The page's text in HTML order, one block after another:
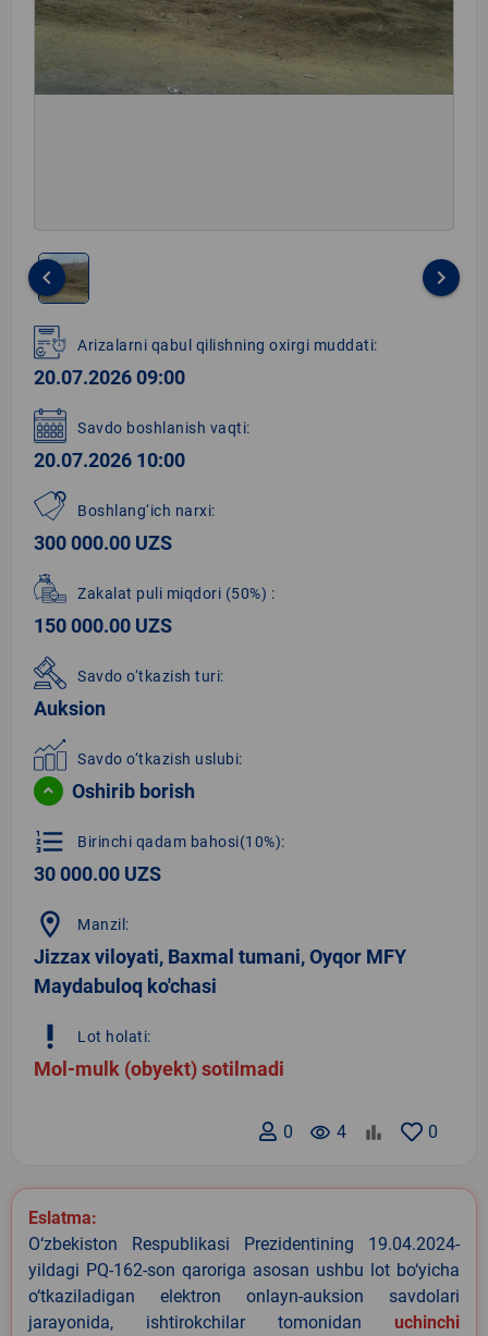
1
of
1
keyboard_arrow_left keyboard_arrow_right
Arizalarni qabul qilishning oxirgi muddati:
20.07.2026 09:00
Savdo boshlanish vaqti:
20.07.2026 10:00
Boshlang‘ich narxi:
300 000.00 UZS
Zakalat puli miqdori (50%) :
150 000.00 UZS
Savdo o‘tkazish turi:
Auksion
Savdo o‘tkazish uslubi:
Oshirib borish
format_list_numbered Birinchi qadam bahosi(10%):
30 000.00 UZS
location_on Manzil:
Jizzax viloyati, Baxmal tumani, Oyqor MFY
Maydabuloq ko'chasi
priority_high Lot holati:
Mol-mulk (obyekt) sotilmadi
0
remove_red_eye 4
0
Eslatma:
O‘zbekiston Respublikasi Prezidentining 19.04.2024-
yildagi PQ-162-son qaroriga asosan ushbu lot bo‘yicha
o‘tkaziladigan elektron onlayn-auksion savdolari
jarayonida, ishtirokchilar tomonidan uchinchi